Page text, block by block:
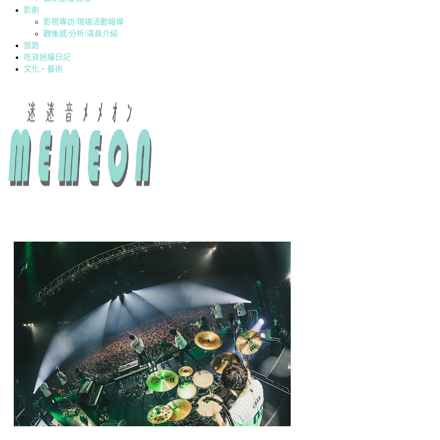
影劇
影視專訪/現場活動報導
觀後感/分析/演員介紹
旅遊
吃貨迷編日記
文化・藝術